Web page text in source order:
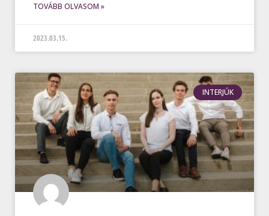
TOVÁBB OLVASOM »
2023.03.15.
INTERJÚK